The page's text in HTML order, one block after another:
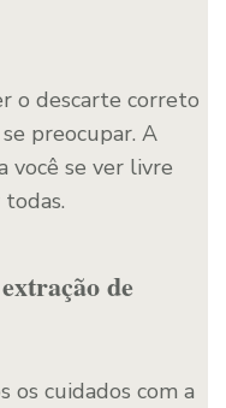
o descarte correto
preocupar. A
você se ver livre
de
os cuidados com a